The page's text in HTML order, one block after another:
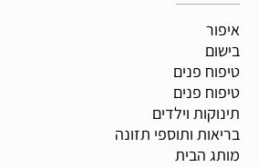
איפור
בישום
טיפוח פנים
טיפוח פנים
תינוקות וילדים
בריאות ותוספי תזונה
מותג הבית